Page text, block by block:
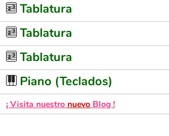
Tablatura
Tablatura
Tablatura
Piano (Teclados)
¡ Visita nuestro nuevo Blog !